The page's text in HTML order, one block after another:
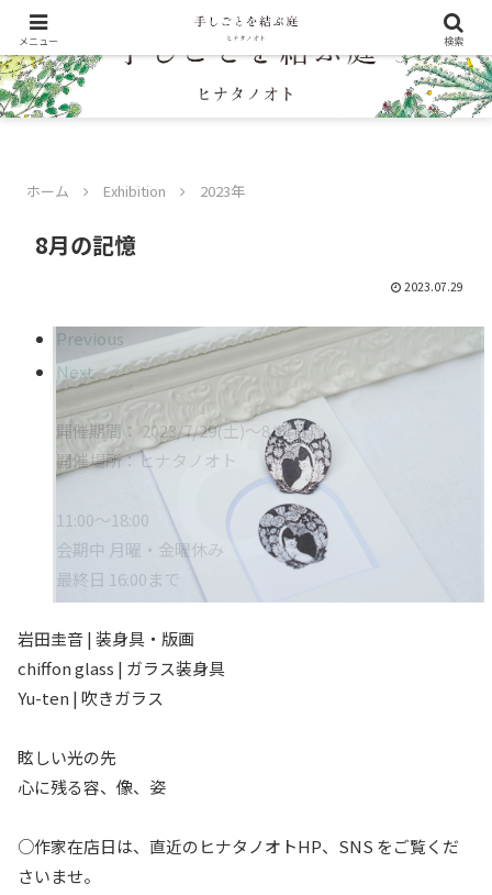
ホーム Exhibition 2023年
8月の記憶
2023.07.29
Previous
Next
開催期間： 2023/7/29(土)〜8/6(日)
開催場所：ヒナタノオト
11:00～18:00
会期中 月曜・金曜休み
最終日 16:00まで
岩田圭音 | 装身具・版画
chiffon glass | ガラス装身具
Yu-ten | 吹きガラス
眩しい光の先
心に残る容、像、姿
○作家在店日は、直近のヒナタノオトHP、SNS をご覧くだ
さいませ。
メニュー 検索